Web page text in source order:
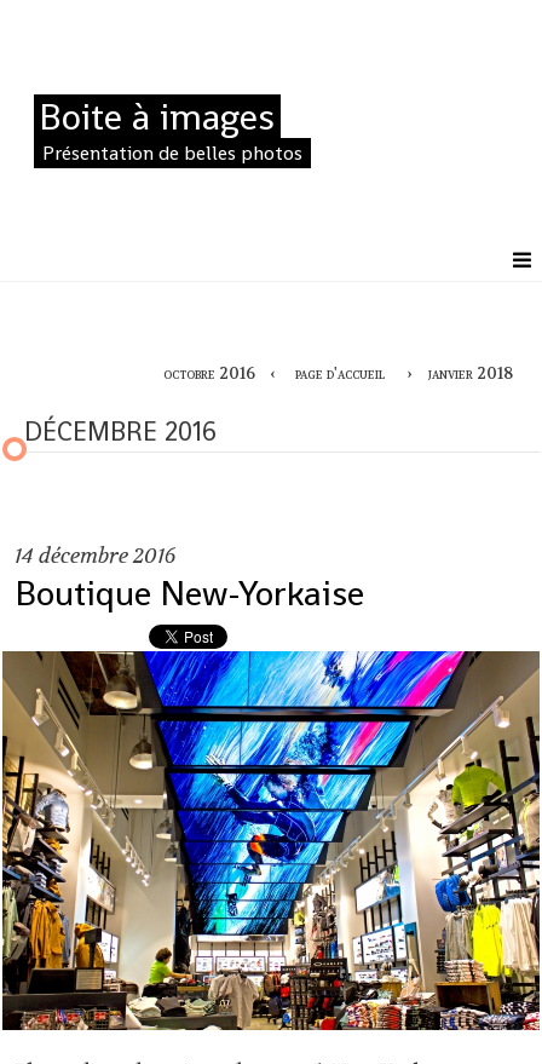
Boite à images
Présentation de belles photos
octobre 2016 page d'accueil janvier 2018
DÉCEMBRE 2016
14 décembre 2016
Boutique New-Yorkaise